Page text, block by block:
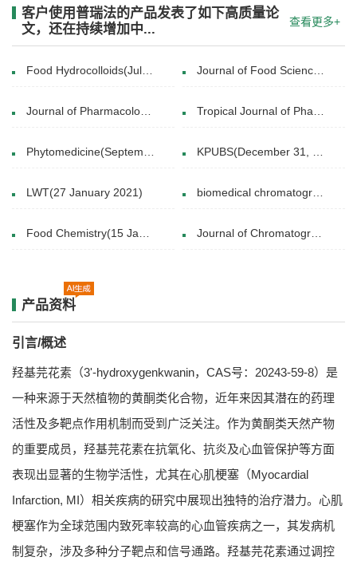
客户使用普瑞法的产品发表了如下高质量论
文，还在持续增加中...
查看更多+
Food Hydrocolloids(July 2019) Journal of Food Science and Technology(24 February 2017)
Journal of Pharmacological Sciences(5 October 2018 ) Tropical Journal of Pharmaceutical(February 2017)
Phytomedicine(September 2024) KPUBS(December 31, 2014)
LWT(27 January 2021) biomedical chromatography(23 January 2018)
Food Chemistry(15 January 2025) Journal of Chromatography A(27 September 2021)
产品资料
引言/概述
羟基芫花素（3'-hydroxygenkwanin，CAS号：20243-59-8）是
一种来源于天然植物的黄酮类化合物，近年来因其潜在的药理
活性及多靶点作用机制而受到广泛关注。作为黄酮类天然产物
的重要成员，羟基芫花素在抗氧化、抗炎及心血管保护等方面
表现出显著的生物学活性，尤其在心肌梗塞（Myocardial
Infarction, MI）相关疾病的研究中展现出独特的治疗潜力。心肌
梗塞作为全球范围内致死率较高的心血管疾病之一，其发病机
制复杂，涉及多种分子靶点和信号通路。羟基芫花素通过调控